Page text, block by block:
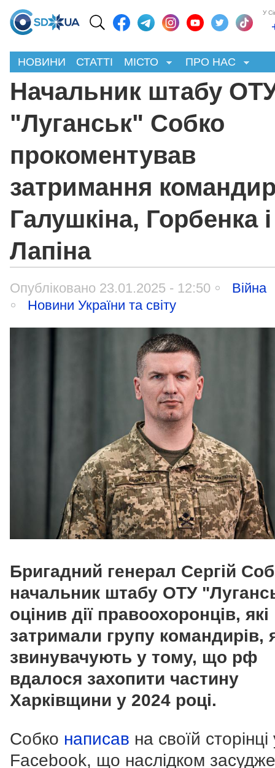
У
НОВИНИ СТАТТІ МІСТО ПРО НАС
Начальник штабу
"Луганськ" Собко
прокоментував
затримання
Галушкіна, Горбенка і
Лапіна
Опубліковано 23.01.2025 - 12:50
Війна
Новини України та світу
Бригадний генерал Сергій
начальник штабу ОТУ
оцінив дії правоохоронців, які
затримали групу командирів,
звинувачують у тому, що рф
вдалося захопити частину
Харківщини у 2024 році.
Собко написав на своїй сторінці
Facebook, що наслідком